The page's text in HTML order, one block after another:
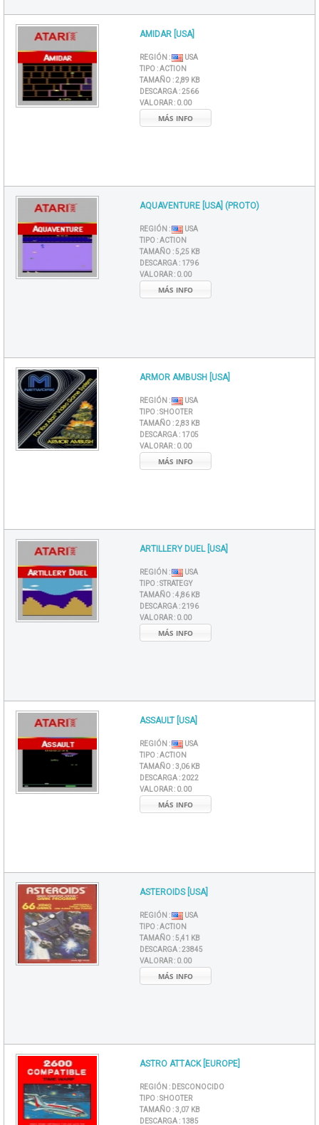
AMIDAR [USA]
REGIÓN :
USA
TIPO :ACTION
TAMAÑO :2,89 KB
DESCARGA :2566
VALORAR : 0.00
MÁS INFO
AQUAVENTURE [USA] (PROTO)
REGIÓN :
USA
TIPO :ACTION
TAMAÑO :5,25 KB
DESCARGA : 1796
VALORAR : 0.00
MÁS INFO
ARMOR AMBUSH [USA]
REGIÓN :
USA
TIPO :SHOOTER
TAMAÑO :2,83 KB
DESCARGA : 1705
VALORAR : 0.00
MÁS INFO
ARTILLERY DUEL [USA]
REGIÓN :
USA
TIPO :STRATEGY
TAMAÑO :4,86 KB
DESCARGA :2196
VALORAR : 0.00
MÁS INFO
ASSAULT [USA]
REGIÓN :
USA
TIPO :ACTION
TAMAÑO :3,06 KB
DESCARGA :2022
VALORAR : 0.00
MÁS INFO
ASTEROIDS [USA]
REGIÓN :
USA
TIPO :ACTION
TAMAÑO :5,41 KB
DESCARGA :23845
VALORAR : 0.00
MÁS INFO
ASTRO ATTACK [EUROPE]
REGIÓN : DESCONOCIDO
TIPO :SHOOTER
TAMAÑO :3,07 KB
DESCARGA : 1385